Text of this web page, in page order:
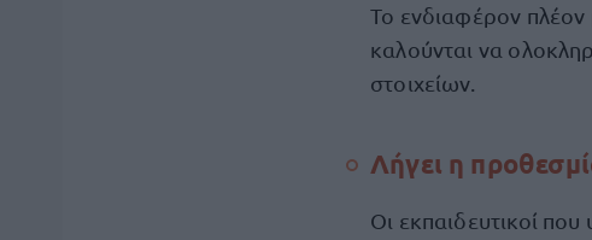
Το ενδιαφέρον πλέον
καλούνται να
στοιχείων.
Λήγει η
Οι εκπαιδευτικοί